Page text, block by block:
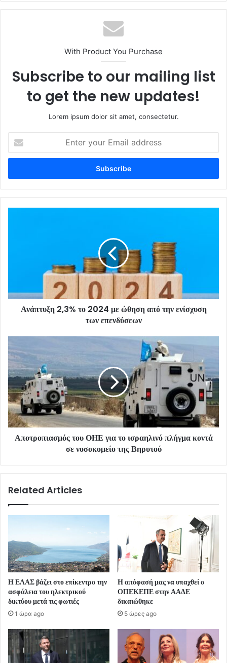
With Product You Purchase
Subscribe to our mailing list
to get the new updates!
Lorem ipsum dolor sit amet, consectetur.
your
Email
Ανάπτυξη 2,3% το 2024 με ώθηση από την ενίσχυση
των επενδύσεων
Αποτροπιασμός του ΟΗΕ για το ισραηλινό πλήγμα κοντά
σε νοσοκομείο της Βηρυτού
Related Articles
Η ΕΛΑΣ βάζει στο επίκεντρο την
ασφάλεια του ηλεκτρικού
δικτύου μετά τις φωτιές
1 ώρα ago
Η απόφασή μας να υπαχθεί ο
ΟΠΕΚΕΠΕ στην ΑΑΔΕ
δικαιώθηκε
5 ώρες ago